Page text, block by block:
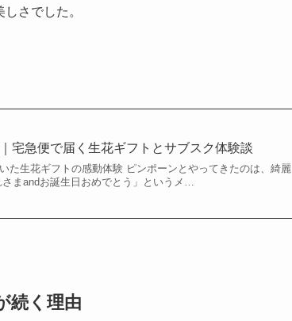
さでした。
宅急便で届く生花ギフトとサブスク体験談
た生花ギフトの感動体験 ピンポーンとやってきたのは、綺麗
まandお誕生日おめでとう」というメ…
続く理由